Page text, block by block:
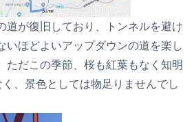
道が復旧しており、トンネルを避け
いほどよいアップダウンの道を楽し
ただこの季節、桜も紅葉もなく知明
、景色としては物足りませんでし